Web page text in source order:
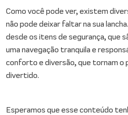
Como você pode ver, existem
não pode deixar faltar na sua
desde os itens de segurança, que
uma navegação tranquila e
conforto e diversão, que tornam o
divertido.
Esperamos que esse conteúdo